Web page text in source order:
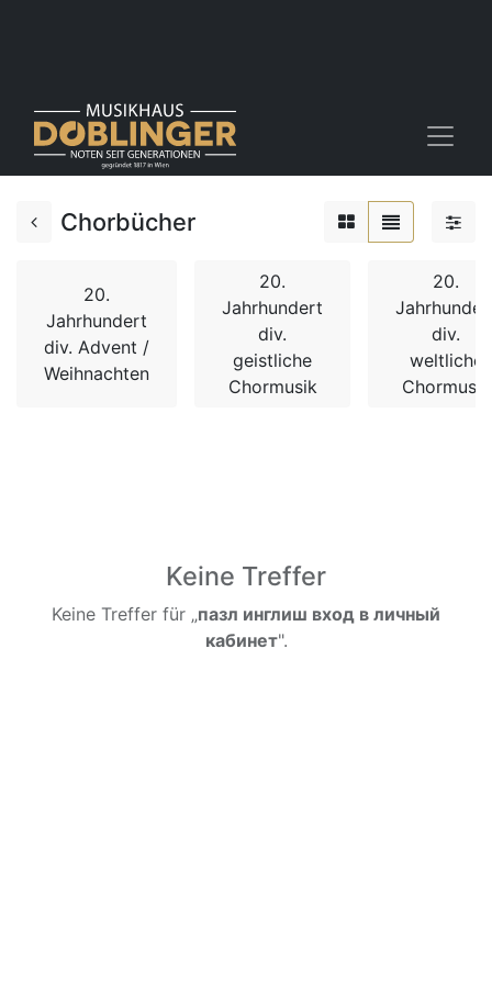
Chorbücher
20.
Jahrhundert
div. Advent /
Weihnachten
20.
Jahrhundert
div.
geistliche
Chormusik
20.
div.
weltliche
Chormusik
Keine Treffer
Keine Treffer für „пазл инглиш вход в личный
кабинет".